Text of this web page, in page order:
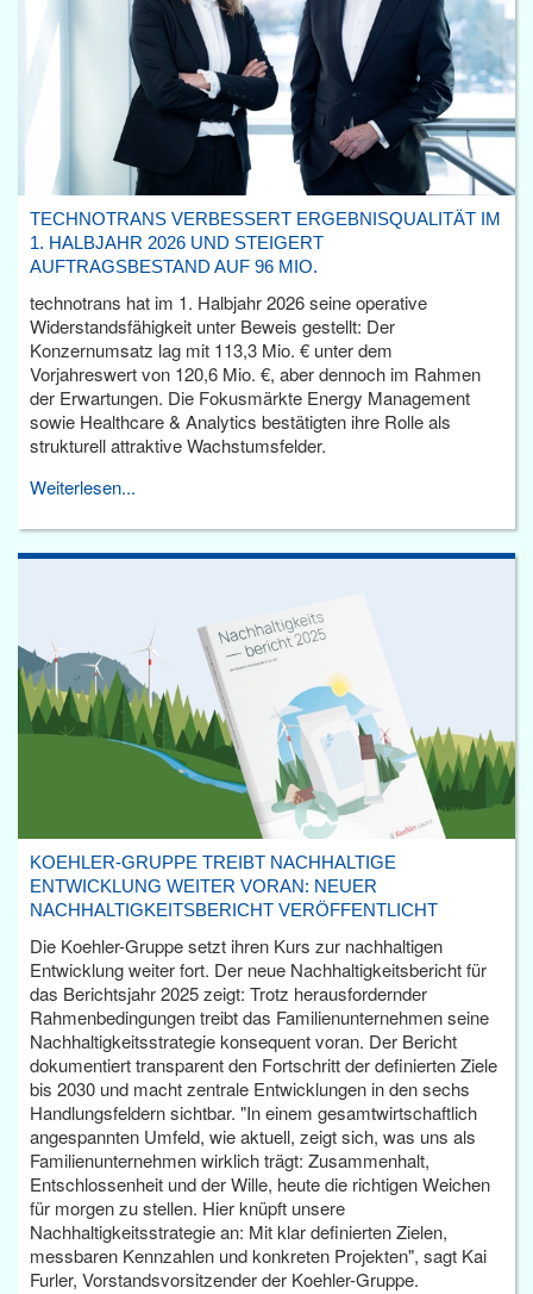
TECHNOTRANS VERBESSERT ERGEBNISQUALITÄT IM
1. HALBJAHR 2026 UND STEIGERT
AUFTRAGSBESTAND AUF 96 MIO.
technotrans hat im 1. Halbjahr 2026 seine operative
Widerstandsfähigkeit unter Beweis gestellt: Der
Konzernumsatz lag mit 113,3 Mio. € unter dem
Vorjahreswert von 120,6 Mio. €, aber dennoch im Rahmen
der Erwartungen. Die Fokusmärkte Energy Management
sowie Healthcare & Analytics bestätigten ihre Rolle als
strukturell attraktive Wachstumsfelder.
Weiterlesen...
KOEHLER-GRUPPE TREIBT NACHHALTIGE
ENTWICKLUNG WEITER VORAN: NEUER
NACHHALTIGKEITSBERICHT VERÖFFENTLICHT
Die Koehler-Gruppe setzt ihren Kurs zur nachhaltigen
Entwicklung weiter fort. Der neue Nachhaltigkeitsbericht für
das Berichtsjahr 2025 zeigt: Trotz herausfordernder
Rahmenbedingungen treibt das Familienunternehmen seine
Nachhaltigkeitsstrategie konsequent voran. Der Bericht
dokumentiert transparent den Fortschritt der definierten Ziele
bis 2030 und macht zentrale Entwicklungen in den sechs
Handlungsfeldern sichtbar. "In einem gesamtwirtschaftlich
angespannten Umfeld, wie aktuell, zeigt sich, was uns als
Familienunternehmen wirklich trägt: Zusammenhalt,
Entschlossenheit und der Wille, heute die richtigen Weichen
für morgen zu stellen. Hier knüpft unsere
Nachhaltigkeitsstrategie an: Mit klar definierten Zielen,
messbaren Kennzahlen und konkreten Projekten", sagt Kai
Furler, Vorstandsvorsitzender der Koehler-Gruppe.